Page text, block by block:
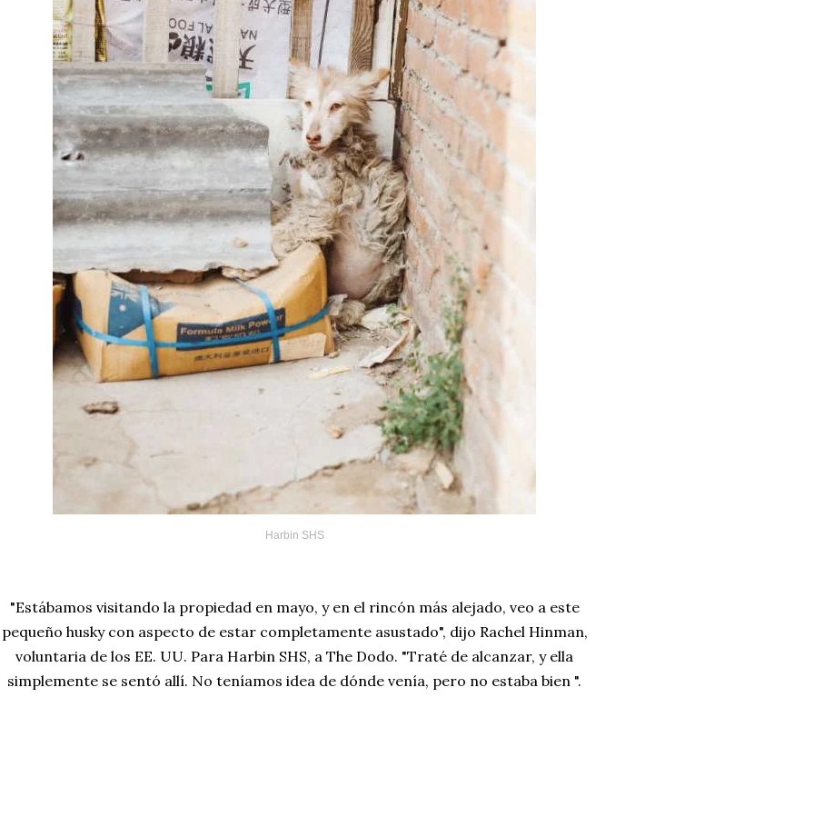
Harbin SHS
"Estábamos visitando la propiedad en mayo, y en el rincón más alejado, veo a este
pequeño husky con aspecto de estar completamente asustado", dijo Rachel Hinman,
voluntaria de los EE. UU. Para Harbin SHS, a The Dodo. "Traté de alcanzar, y ella
simplemente se sentó allí. No teníamos idea de dónde venía, pero no estaba bien ".